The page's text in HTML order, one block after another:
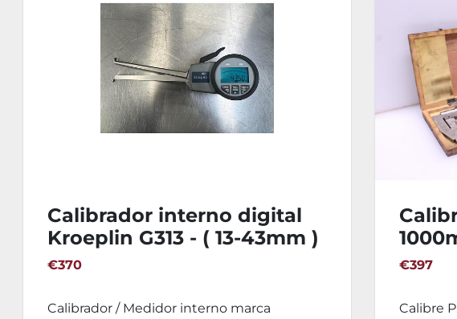
Calibre Pie de Rey KENNON
1000mm
Calibre Pie de Rey KENNON 1000mm